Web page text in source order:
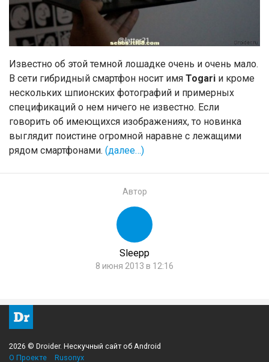
Известно об этой темной лошадке очень и очень мало.
В сети гибридный смартфон носит имя Togari и кроме
нескольких шпионских фотографий и примерных
спецификаций о нем ничего не известно. Если
говорить об имеющихся изображениях, то новинка
выглядит поистине огромной наравне с лежащими
рядом смартфонами. (далее…)
Автор
Sleepp
8 июня 2013 в 12:16
2026 © Droider. Нескучный сайт об Android
О Проекте
Rusonyx